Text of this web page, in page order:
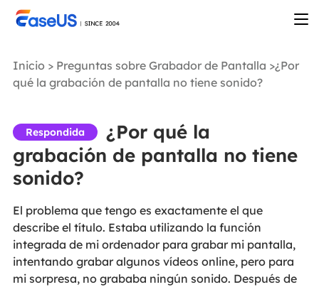
Inicio > Preguntas sobre Grabador de Pantalla >¿Por
qué la grabación de pantalla no tiene sonido?
Respondida
¿Por qué la
grabación de pantalla no tiene
sonido?
El problema que tengo es exactamente el que
describe el título. Estaba utilizando la función
integrada de mi ordenador para grabar mi pantalla,
intentando grabar algunos vídeos online, pero para
mi sorpresa, no grababa ningún sonido. Después de